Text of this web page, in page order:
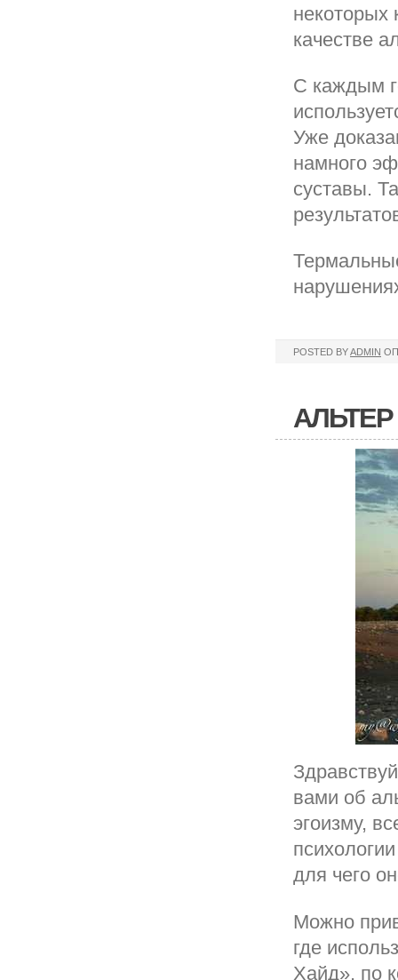
некоторых
качестве
С каждым
Уже
намного
суставы.
POSTED BYADMIN
вами об
эгоизму,
для чего
Можно
где
Хайд», по